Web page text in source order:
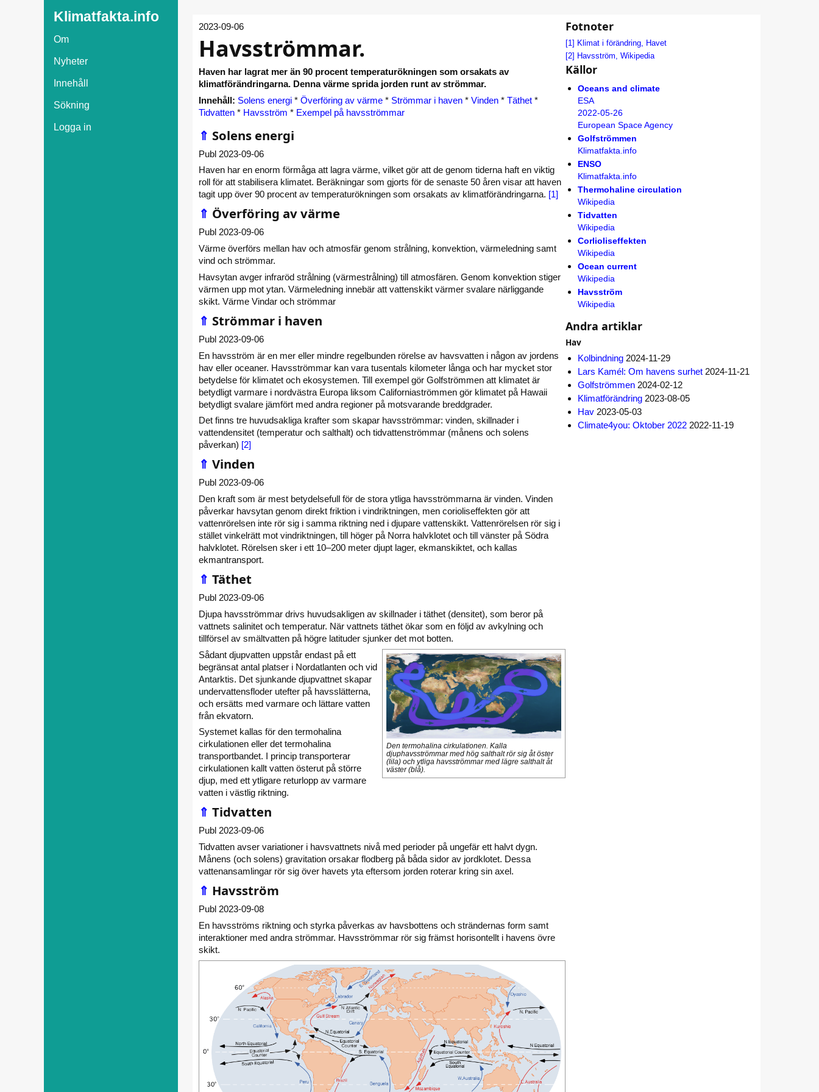
Klimatfakta.info
Om
Nyheter
Innehåll
Sökning
Logga in
2023-09-06
Havsströmmar.
Haven har lagrat mer än 90 procent temperaturökningen som orsakats av
klimatförändringarna. Denna värme sprida jorden runt av strömmar.
Innehåll: Solens energi * Överföring av värme * Strömmar i haven * Vinden * Täthet *
Tidvatten * Havsström * Exempel på havsströmmar
⇑ Solens energi
Publ 2023-09-06
Haven har en enorm förmåga att lagra värme, vilket gör att de genom tiderna haft en viktig
roll för att stabilisera klimatet. Beräkningar som gjorts för de senaste 50 åren visar att haven
tagit upp över 90 procent av temperaturökningen som orsakats av klimatförändringarna. [1]
⇑ Överföring av värme
Publ 2023-09-06
Värme överförs mellan hav och atmosfär genom strålning, konvektion, värmeledning samt
vind och strömmar.
Havsytan avger infraröd strålning (värmestrålning) till atmosfären. Genom konvektion stiger
värmen upp mot ytan. Värmeledning innebär att vattenskikt värmer svalare närliggande
skikt. Värme Vindar och strömmar
⇑ Strömmar i haven
Publ 2023-09-06
En havsström är en mer eller mindre regelbunden rörelse av havsvatten i någon av jordens
hav eller oceaner. Havsströmmar kan vara tusentals kilometer långa och har mycket stor
betydelse för klimatet och ekosystemen. Till exempel gör Golfströmmen att klimatet är
betydligt varmare i nordvästra Europa liksom Californiaströmmen gör klimatet på Hawaii
betydligt svalare jämfört med andra regioner på motsvarande breddgrader.
Det finns tre huvudsakliga krafter som skapar havsströmmar: vinden, skillnader i
vattendensitet (temperatur och salthalt) och tidvattenströmmar (månens och solens
påverkan) [2]
⇑ Vinden
Publ 2023-09-06
Den kraft som är mest betydelsefull för de stora ytliga havsströmmarna är vinden. Vinden
påverkar havsytan genom direkt friktion i vindriktningen, men corioliseffekten gör att
vattenrörelsen inte rör sig i samma riktning ned i djupare vattenskikt. Vattenrörelsen rör sig i
stället vinkelrätt mot vindriktningen, till höger på Norra halvklotet och till vänster på Södra
halvklotet. Rörelsen sker i ett 10–200 meter djupt lager, ekmanskiktet, och kallas
ekmantransport.
⇑ Täthet
Publ 2023-09-06
Djupa havsströmmar drivs huvudsakligen av skillnader i täthet (densitet), som beror på
vattnets salinitet och temperatur. När vattnets täthet ökar som en följd av avkylning och
tillförsel av smältvatten på högre latituder sjunker det mot botten.
Den termohalina cirkulationen. Kalla
djuphavsströmmar med hög salthalt rör sig åt öster
(lila) och ytliga havsströmmar med lägre salthalt åt
väster (blå).
Sådant djupvatten uppstår endast på ett
begränsat antal platser i Nordatlanten och vid
Antarktis. Det sjunkande djupvattnet skapar
undervattensfloder utefter på havsslätterna,
och ersätts med varmare och lättare vatten
från ekvatorn.
Systemet kallas för den termohalina
cirkulationen eller det termohalina
transportbandet. I princip transporterar
cirkulationen kallt vatten österut på större
djup, med ett ytligare returlopp av varmare
vatten i västlig riktning.
⇑ Tidvatten
Publ 2023-09-06
Tidvatten avser variationer i havsvattnets nivå med perioder på ungefär ett halvt dygn.
Månens (och solens) gravitation orsakar flodberg på båda sidor av jordklotet. Dessa
vattenansamlingar rör sig över havets yta eftersom jorden roterar kring sin axel.
⇑ Havsström
Publ 2023-09-08
En havsströms riktning och styrka påverkas av havsbottens och strändernas form samt
interaktioner med andra strömmar. Havsströmmar rör sig främst horisontellt i havens övre
skikt.
Fotnoter
[1] Klimat i förändring, Havet
[2] Havsström, Wikipedia
Källor
Oceans and climate
ESA
2022-05-26
European Space Agency
Golfströmmen
Klimatfakta.info
ENSO
Klimatfakta.info
Thermohaline circulation
Wikipedia
Tidvatten
Wikipedia
Corlioliseffekten
Wikipedia
Ocean current
Wikipedia
Havsström
Wikipedia
Andra artiklar
Hav
Kolbindning 2024-11-29
Lars Kamél: Om havens surhet 2024-11-21
Golfströmmen 2024-02-12
Klimatförändring 2023-08-05
Hav 2023-05-03
Climate4you: Oktober 2022 2022-11-19